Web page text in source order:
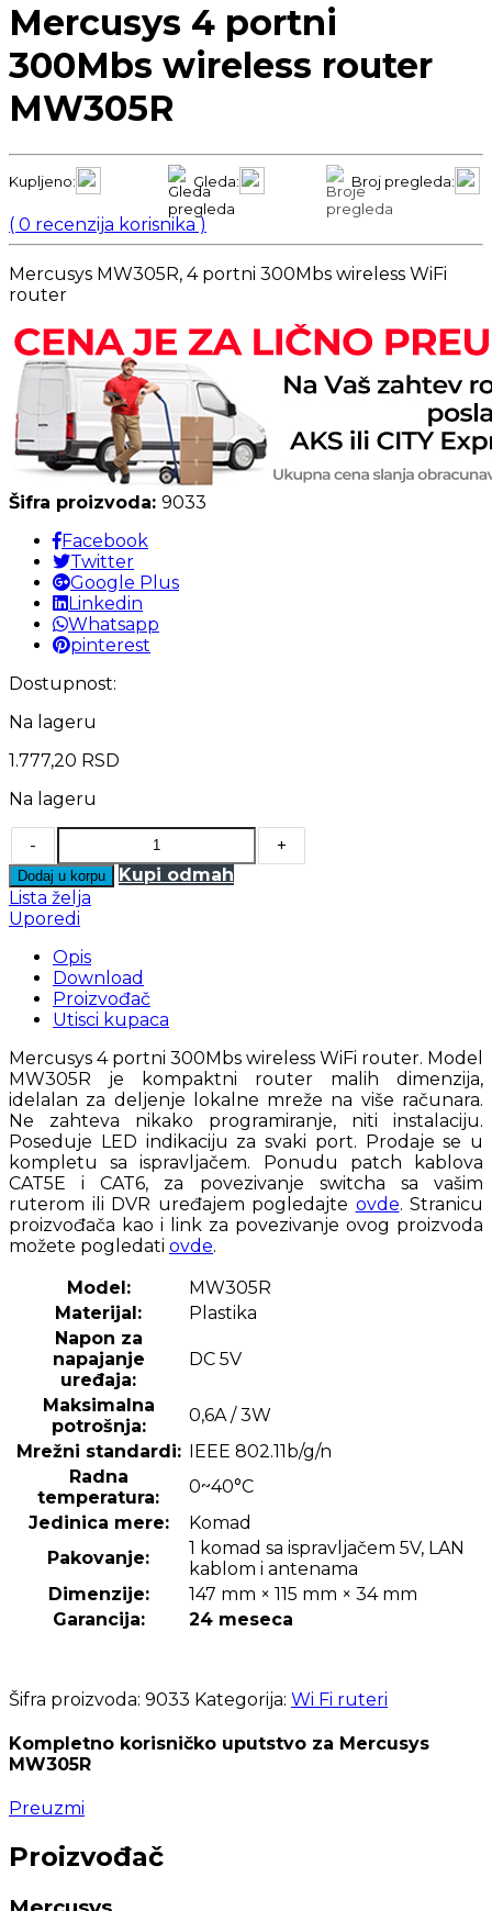
Mercusys 4 portni
300Mbs wireless router
MW305R
Kupljeno: Gleda: Broj pregleda:
( 0 recenzija korisnika )
Mercusys MW305R, 4 portni 300Mbs wireless WiFi
router
Šifra proizvoda: 9033
Facebook
Twitter
Google Plus
Linkedin
Whatsapp
pinterest
Dostupnost:
Na lageru
1.777,20 RSD
Na lageru
- +
Dodaj u korpu
Kupi odmah
Lista želja
Uporedi
Opis
Download
Proizvođač
Utisci kupaca
Mercusys 4 portni 300Mbs wireless WiFi router. Model
MW305R je kompaktni router malih dimenzija,
idelalan za deljenje lokalne mreže na više računara.
Ne zahteva nikako programiranje, niti instalaciju.
Poseduje LED indikaciju za svaki port. Prodaje se u
kompletu sa ispravljačem. Ponudu patch kablova
CAT5E i CAT6, za povezivanje switcha sa vašim
ruterom ili DVR uređajem pogledajte ovde. Stranicu
proizvođača kao i link za povezivanje ovog proizvoda
možete pogledati ovde.
Model:
MW305R
Materijal:
Plastika
Napon za
napajanje
uređaja:
DC 5V
Maksimalna
potrošnja:
0,6A / 3W
Mrežni standardi: IEEE 802.11b/g/n
Radna
temperatura:
0~40°C
Jedinica mere:
Komad
Pakovanje:
1 komad sa ispravljačem 5V, LAN
kablom i antenama
Dimenzije:
147 mm × 115 mm × 34 mm
Garancija:
24 meseca
Šifra proizvoda: 9033 Kategorija: Wi Fi ruteri
Kompletno korisničko uputstvo za Mercusys
MW305R
Preuzmi
Proizvođač